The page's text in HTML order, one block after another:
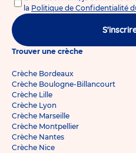
la Politique de Confidentialité
Trouver une crèche
Crèche Bordeaux
Crèche Boulogne-Billancourt
Crèche Lille
Crèche Lyon
Crèche Marseille
Crèche Montpellier
Crèche Nantes
Crèche Nice